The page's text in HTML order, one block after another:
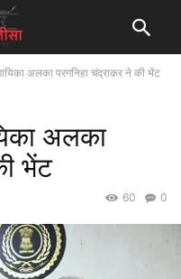
अलका परगनिहा चंद्राकर ने की भेंट
अलका
भेंट
0
60